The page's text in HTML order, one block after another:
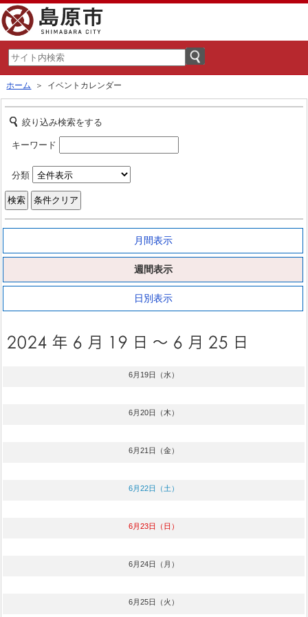
ホーム ＞ イベントカレンダー
絞り込み検索をする
キーワード
分類
月間表示
週間表示
日別表示
6月19日（水）
6月20日（木）
6月21日（金）
6月22日（土）
6月23日（日）
6月24日（月）
6月25日（火）